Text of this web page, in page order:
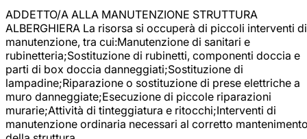
ADDETTO/A ALLA MANUTENZIONE STRUTTURA
ALBERGHIERA La risorsa si occuperà di piccoli interventi di
manutenzione, tra cui:Manutenzione di sanitari e
rubinetteria;Sostituzione di rubinetti, componenti doccia e
parti di box doccia danneggiati;Sostituzione di
lampadine;Riparazione o sostituzione di prese elettriche a
muro danneggiate;Esecuzione di piccole riparazioni
murarie;Attività di tinteggiatura e ritocchi;Interventi di
manutenzione ordinaria necessari al corretto